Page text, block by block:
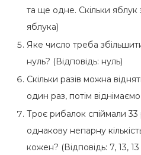
та ще одне. Скільки
яблука)
Яке число треба
нуль? (Відповідь: нуль)
Скільки разів можна
один раз, потім
Троє рибалок спіймали
однакову непарну
кожен? (Відповідь: 7, 13, 13